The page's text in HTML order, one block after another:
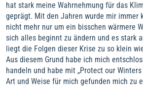
hat stark meine Wahrnehmung für das
geprägt. Mit den Jahren wurde mir immer
nicht mehr nur um ein bisschen wärmere
sich alles beginnt zu ändern und es stark
liegt die Folgen dieser Krise zu so klein
Aus diesem Grund habe ich mich
handeln und habe mit „Protect our
Art und Weise für mich gefunden mich zu